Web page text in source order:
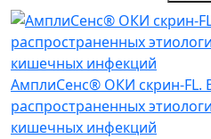
АмплиСенс® ОКИ скрин-FL.
распространенных
кишечных инфекций